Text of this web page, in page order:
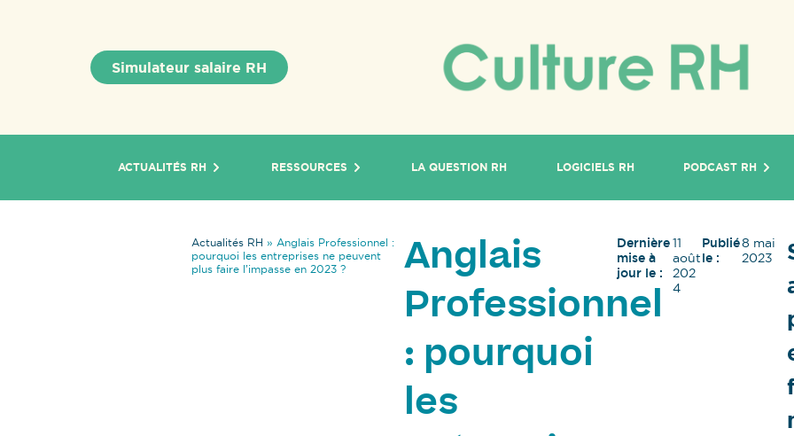
Simulateur salaire RH
ACTUALITÉS RH RESSOURCES LA QUESTION RH LOGICIELS RH PODCAST RH
Actualités RH » Anglais Professionnel :
pourquoi les entreprises ne peuvent
plus faire l’impasse en 2023 ?
Anglais
Professionnel
: pourquoi
les
Dernière
mise à
jour le :
11
août
202
4
Publié
le :
8 mai
2023